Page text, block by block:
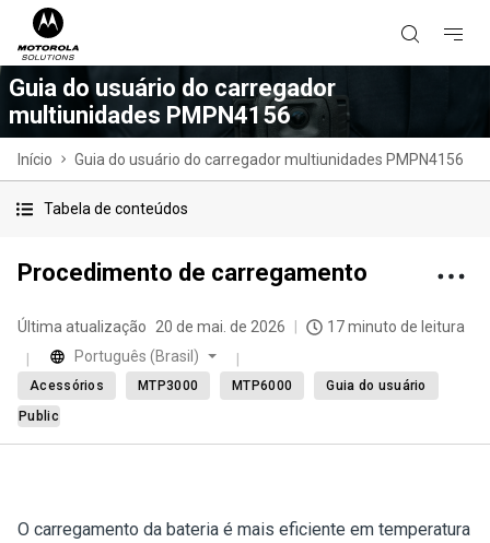
Guia do usuário do carregador
multiunidades PMPN4156
Início Guia do usuário do carregador multiunidades PMPN4156
Tabela de conteúdos
Procedimento de carregamento
Última atualização 20 de mai. de 2026
17 minuto de leitura
Português (Brasil)
Acessórios MTP3000 MTP6000
Guia do usuário
Public
O carregamento da bateria é mais eficiente em temperatura